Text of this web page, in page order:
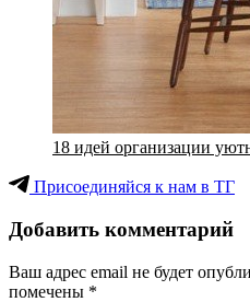
18 идей организации
Присоединяйся к нам в ТГ
Добавить комментарий
Ваш адрес email не будет
помечены *